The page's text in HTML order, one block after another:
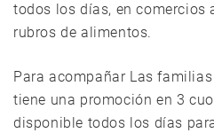
todos los días, en comercios
rubros de alimentos.
Para acompañar Las
tiene una promoción en 3
disponible todos los días